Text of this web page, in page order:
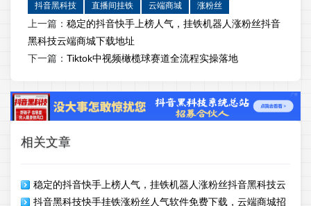
抖音黑科技 直播间挂铁 云端商城 涨粉丝
上一篇： 稳定的抖音快手上榜人气，挂铁机器人涨粉丝抖音
黑科技云端商城下载地址
下一篇： Tiktok中视频橄榄球赛道全流程实操落地
相关文章
稳定的抖音快手上榜人气，挂铁机器人涨粉丝抖音黑科技云
抖音黑科技快手挂铁涨粉丝人气软件免费下载，云端商城招